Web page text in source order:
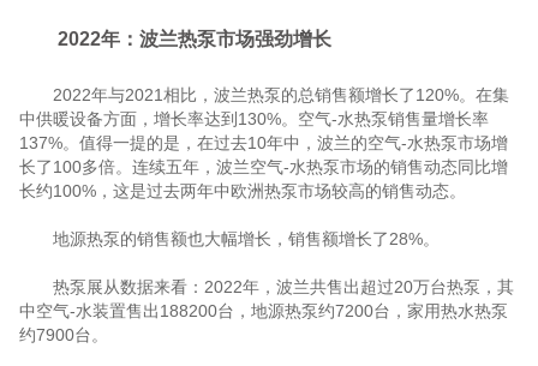
2022年：波兰热泵市场强劲增长
2022年与2021相比，波兰热泵的总销售额增长了120%。在集
中供暖设备方面，增长率达到130%。空气-水热泵销售量增长率
137%。值得一提的是，在过去10年中，波兰的空气-水热泵市场增
长了100多倍。连续五年，波兰空气-水热泵市场的销售动态同比增
长约100%，这是过去两年中欧洲热泵市场较高的销售动态。
地源热泵的销售额也大幅增长，销售额增长了28%。
热泵展从数据来看：2022年，波兰共售出超过20万台热泵，其
中空气-水装置售出188200台，地源热泵约7200台，家用热水热泵
约7900台。